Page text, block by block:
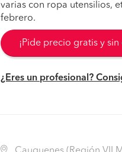
varias con ropa utensilios,
febrero.
¡Pide precio gratis y
¿Eres un profesional?